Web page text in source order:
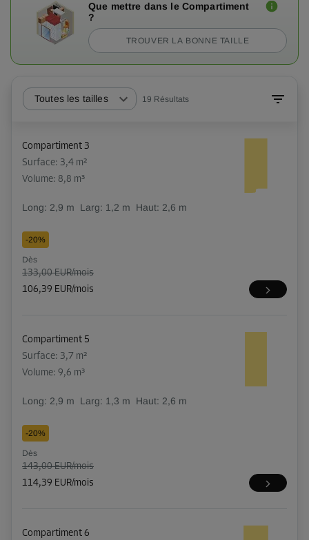
Que mettre dans le Compartiment
?
TROUVER LA BONNE TAILLE
Toutes les tailles 19 Résultats
Compartiment 3
Surface: 3,4 m²
Volume: 8,8 m³
Long: 2,9 m Larg: 1,2 m Haut: 2,6 m
-20%
Dès
133,00 EUR/mois
106,39 EUR/mois
Compartiment 5
Surface: 3,7 m²
Volume: 9,6 m³
Long: 2,9 m Larg: 1,3 m Haut: 2,6 m
-20%
Dès
143,00 EUR/mois
114,39 EUR/mois
Compartiment 6